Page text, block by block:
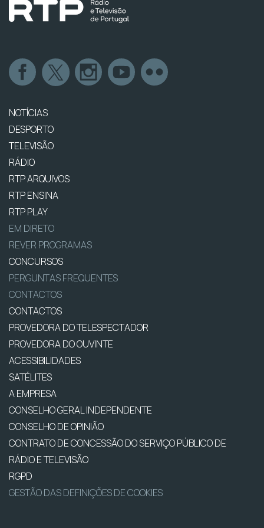
NOTÍCIAS
DESPORTO
TELEVISÃO
RÁDIO
RTP ARQUIVOS
RTP ENSINA
RTP PLAY
EM DIRETO
REVER PROGRAMAS
CONCURSOS
PERGUNTAS FREQUENTES
CONTACTOS
CONTACTOS
PROVEDORA DO TELESPECTADOR
PROVEDORA DO OUVINTE
ACESSIBILIDADES
SATÉLITES
A EMPRESA
CONSELHO GERAL INDEPENDENTE
CONSELHO DE OPINIÃO
CONTRATO DE CONCESSÃO DO SERVIÇO PÚBLICO DE
RÁDIO E TELEVISÃO
RGPD
GESTÃO DAS DEFINIÇÕES DE COOKIES